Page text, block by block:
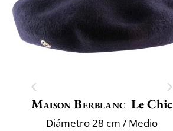
Maison Berblanc Le Chic
Diámetro 28 cm / Medio